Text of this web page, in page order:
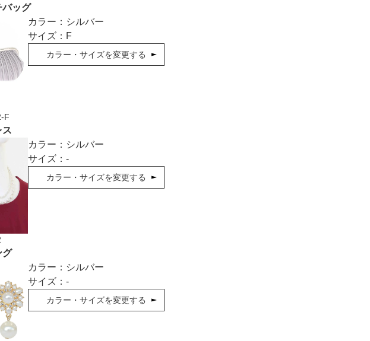
バッグ
カラー： シルバー
サイズ： F
カラー・サイズを変更する
F
ス
カラー： シルバー
サイズ： -
カラー・サイズを変更する
グ
カラー： シルバー
サイズ： -
カラー・サイズを変更する